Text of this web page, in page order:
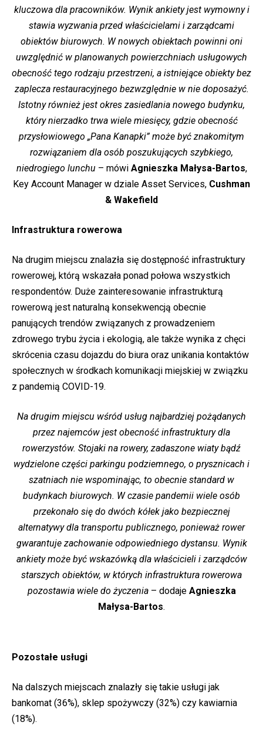
kluczowa dla pracowników. Wynik ankiety jest wymowny i
stawia wyzwania przed właścicielami i zarządcami
obiektów biurowych. W nowych obiektach powinni oni
uwzględnić w planowanych powierzchniach usługowych
obecność tego rodzaju przestrzeni, a istniejące obiekty bez
zaplecza restauracyjnego bezwzględnie w nie doposażyć.
Istotny również jest okres zasiedlania nowego budynku,
który nierzadko trwa wiele miesięcy, gdzie obecność
przysłowiowego „Pana Kanapki” może być znakomitym
rozwiązaniem dla osób poszukujących szybkiego,
niedrogiego lunchu – mówi Agnieszka Małysa-Bartos,
Key Account Manager w dziale Asset Services, Cushman
& Wakefield
Infrastruktura rowerowa
Na drugim miejscu znalazła się dostępność infrastruktury
rowerowej, którą wskazała ponad połowa wszystkich
respondentów. Duże zainteresowanie infrastrukturą
rowerową jest naturalną konsekwencją obecnie
panujących trendów związanych z prowadzeniem
zdrowego trybu życia i ekologią, ale także wynika z chęci
skrócenia czasu dojazdu do biura oraz unikania kontaktów
społecznych w środkach komunikacji miejskiej w związku
z pandemią COVID-19.
Na drugim miejscu wśród usług najbardziej pożądanych
przez najemców jest obecność infrastruktury dla
rowerzystów. Stojaki na rowery, zadaszone wiaty bądź
wydzielone części parkingu podziemnego, o prysznicach i
szatniach nie wspominając, to obecnie standard w
budynkach biurowych. W czasie pandemii wiele osób
przekonało się do dwóch kółek jako bezpiecznej
alternatywy dla transportu publicznego, ponieważ rower
gwarantuje zachowanie odpowiedniego dystansu. Wynik
ankiety może być wskazówką dla właścicieli i zarządców
starszych obiektów, w których infrastruktura rowerowa
pozostawia wiele do życzenia – dodaje Agnieszka
Małysa-Bartos.
Pozostałe usługi
Na dalszych miejscach znalazły się takie usługi jak
bankomat (36%), sklep spożywczy (32%) czy kawiarnia
(18%).